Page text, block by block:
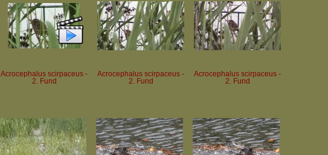
Acrocephalus scirpaceus -
2. Fund
Acrocephalus scirpaceus -
2. Fund
Acrocephalus scirpaceus -
2. Fund